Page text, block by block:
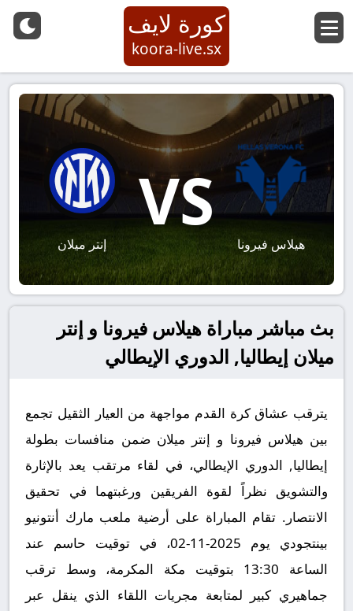
كورة لايف
koora-live.sx
هيلاس فيرونا
VS
إنتر ميلان
بث مباشر مباراة هيلاس فيرونا و إنتر
ميلان إيطاليا, الدوري الإيطالي
يترقب عشاق كرة القدم مواجهة من العيار الثقيل تجمع
بين هيلاس فيرونا و إنتر ميلان ضمن منافسات بطولة
إيطاليا, الدوري الإيطالي، في لقاء مرتقب يعد بالإثارة
والتشويق نظراً لقوة الفريقين ورغبتهما في تحقيق
الانتصار. تقام المباراة على أرضية ملعب مارك أنتونيو
بينتجودي يوم 2025-11-02، في توقيت حاسم عند
الساعة 13:30 بتوقيت مكة المكرمة، وسط ترقب
جماهيري كبير لمتابعة مجريات اللقاء الذي ينقل عبر